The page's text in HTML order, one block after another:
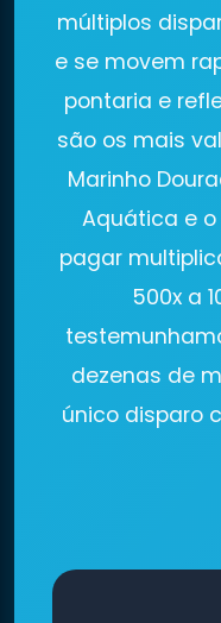
múltiplos
e se movem
pontaria e
são os mais
Marinho
Aquática e
pagar
500x a
dezenas de
único disparo